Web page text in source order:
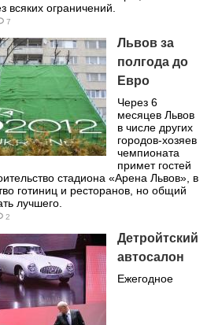
всяких ограничений.
7
Львов за
полгода до
Евро
Через 6
месяцев Львов
в числе других
городов-хозяев
чемпионата
примет гостей
стадиона «Арена Львов», в
готиниц и ресторанов, но общий
лучшего.
2
Детройтский
автосалон
Ежегодное